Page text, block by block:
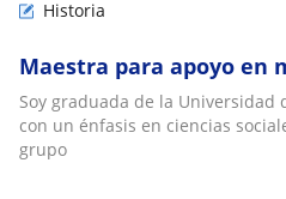
Historia
Maestra para apoyo en
Soy graduada de la Universidad
con un énfasis en ciencias
grupo